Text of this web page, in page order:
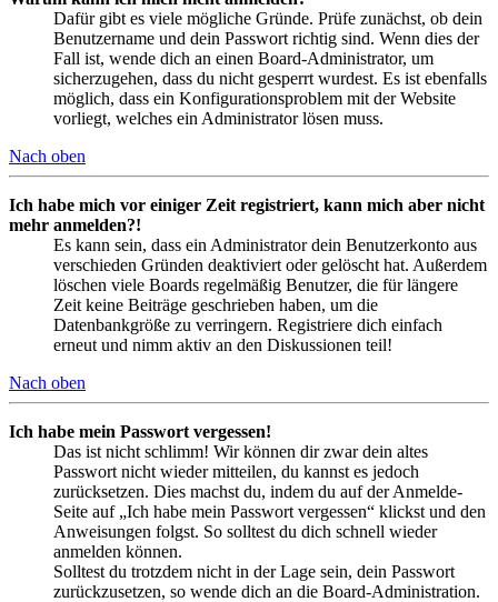
Dafür gibt es viele mögliche Gründe. Prüfe zunächst, ob dein
Benutzername und dein Passwort richtig sind. Wenn dies der
Fall ist, wende dich an einen Board-Administrator, um
sicherzugehen, dass du nicht gesperrt wurdest. Es ist ebenfalls
möglich, dass ein Konfigurationsproblem mit der Website
vorliegt, welches ein Administrator lösen muss.
Nach oben
Ich habe mich vor einiger Zeit registriert, kann mich aber nicht
mehr anmelden?!
Es kann sein, dass ein Administrator dein Benutzerkonto aus
verschieden Gründen deaktiviert oder gelöscht hat. Außerdem
löschen viele Boards regelmäßig Benutzer, die für längere
Zeit keine Beiträge geschrieben haben, um die
Datenbankgröße zu verringern. Registriere dich einfach
erneut und nimm aktiv an den Diskussionen teil!
Nach oben
Ich habe mein Passwort vergessen!
Das ist nicht schlimm! Wir können dir zwar dein altes
Passwort nicht wieder mitteilen, du kannst es jedoch
zurücksetzen. Dies machst du, indem du auf der Anmelde-
Seite auf „Ich habe mein Passwort vergessen“ klickst und den
Anweisungen folgst. So solltest du dich schnell wieder
anmelden können.
Solltest du trotzdem nicht in der Lage sein, dein Passwort
zurückzusetzen, so wende dich an die Board-Administration.